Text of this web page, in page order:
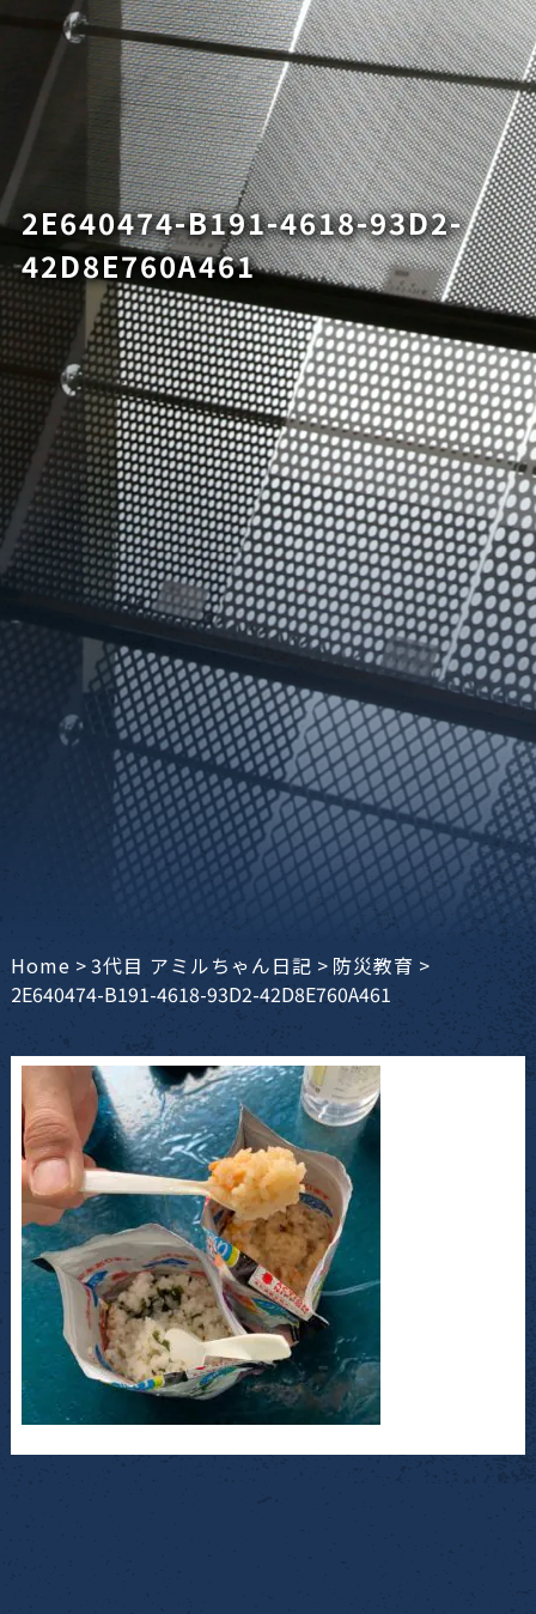
2E640474-B191-4618-93D2-
42D8E760A461
Home >3代目 アミルちゃん日記 > 防災教育 >
2E640474-B191-4618-93D2-42D8E760A461